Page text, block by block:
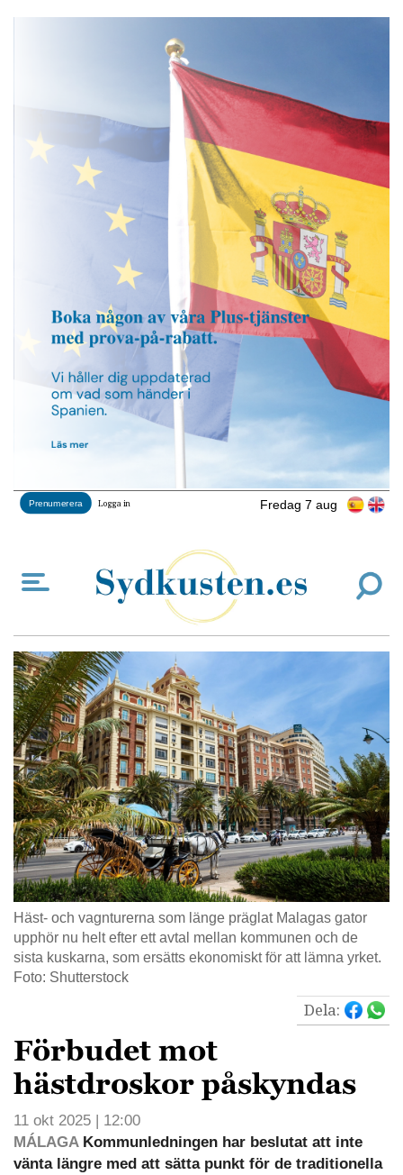
Fredag 7 aug
Prenumerera Logga in
Häst- och vagnturerna som länge präglat Malagas gator
upphör nu helt efter ett avtal mellan kommunen och de
sista kuskarna, som ersätts ekonomiskt för att lämna yrket.
Foto: Shutterstock
Dela:
Förbudet mot
hästdroskor påskyndas
11 okt 2025 | 12:00
MÁLAGAKommunledningen har beslutat att inte
vänta längre med att sätta punkt för de traditionella